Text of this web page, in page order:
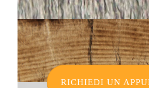
RICHIEDI UN